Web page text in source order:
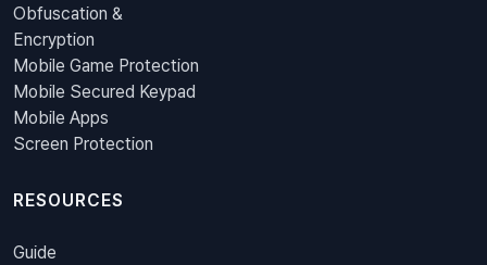
Obfuscation &
Encryption
Mobile Game Protection
Mobile Secured Keypad
Mobile Apps
Screen Protection
RESOURCES
Guide